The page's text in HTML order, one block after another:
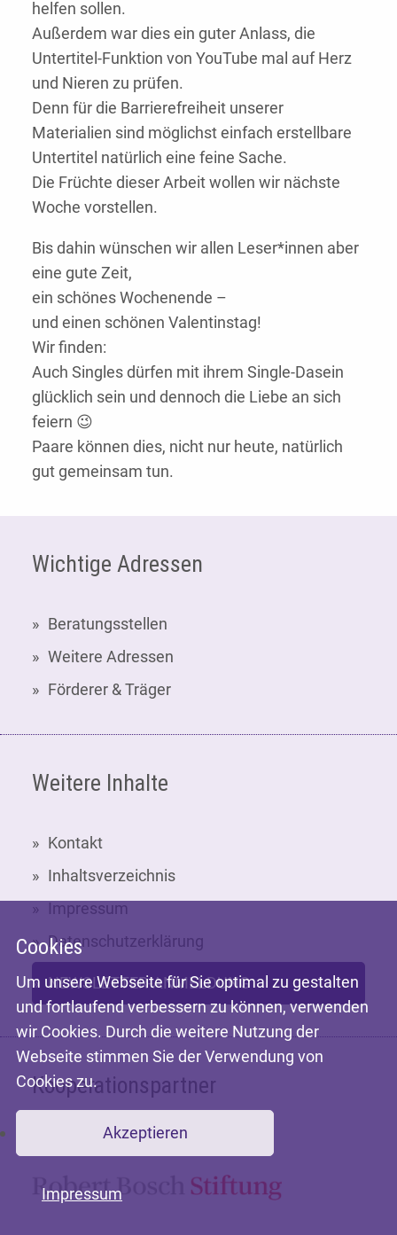
helfen sollen.
Außerdem war dies ein guter Anlass, die
Untertitel-Funktion von YouTube mal auf Herz
und Nieren zu prüfen.
Denn für die Barrierefreiheit unserer
Materialien sind möglichst einfach erstellbare
Untertitel natürlich eine feine Sache.
Die Früchte dieser Arbeit wollen wir nächste
Woche vorstellen.
Bis dahin wünschen wir allen Leser*innen aber
eine gute Zeit,
ein schönes Wochenende –
und einen schönen Valentinstag!
Wir finden:
Auch Singles dürfen mit ihrem Single-Dasein
glücklich sein und dennoch die Liebe an sich
feiern 😉
Paare können dies, nicht nur heute, natürlich
gut gemeinsam tun.
Wichtige Adressen
Beratungsstellen
Weitere Adressen
Förderer & Träger
Weitere Inhalte
Kontakt
Inhaltsverzeichnis
Impressum
Datenschutzerklärung
NEWSLETTER-ANMELDUNG
Kooperationspartner
Mit freundlicher Unterstützung der
Cookies
Um unsere Webseite für Sie optimal zu gestalten
und fortlaufend verbessern zu können, verwenden
wir Cookies. Durch die weitere Nutzung der
Webseite stimmen Sie der Verwendung von
Cookies zu.
Akzeptieren
Impressum